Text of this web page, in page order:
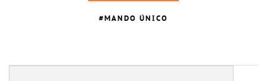
MANDO ÚNICO